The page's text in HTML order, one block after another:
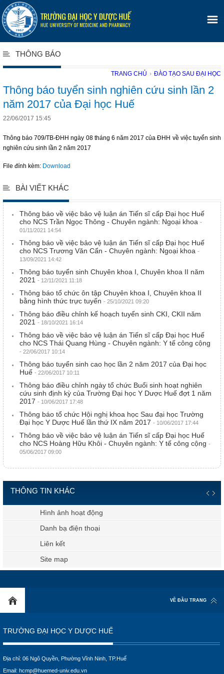
THÔNG BÁO
TRANG CHỦ › ĐÀO TẠO SAU ĐẠI HỌC
Thông báo tuyển sinh nghiên cứu sinh lần 2
năm 2017 của Đại học Huế
22/06/2017 15:45
Thông báo 709/TB-ĐHH ngày 08 tháng 6 năm 2017 của ĐHH về việc tuyển sinh
nghiên cứu sinh lần 2 năm 2017
File đính kèm: Download
BÀI VIẾT KHÁC
Thông báo về việc bảo vệ luận án Tiến sĩ cấp Đại học Huế
cho NCS Trần Ngọc Thông - Chuyên ngành: Ngoại khoa -
01/11/2021 14:54
Thông báo về việc bảo vệ luận án Tiến sĩ cấp Đại học Huế
cho NCS Trương Văn Cẩn - Chuyên ngành: Ngoại khoa -
13/09/2021 14:42
Thông báo tuyển sinh Chuyên khoa I, Chuyên khoa II năm
2021 - 12/11/2021 11:18
Thông báo tổ chức ôn tập Chuyên khoa I, Chuyên khoa II
bằng hình thức trực tuyến - 25/10/2021 09:20
Thông báo điều chỉnh kế hoạch tuyển sinh CKI, CKII năm
2021 - 18/10/2021 16:14
Thông báo về việc bảo vệ luận án Tiến sĩ cấp Đại học Huế
cho NCS Thái Quang Hùng - Chuyên ngành: Y tế công cộng
- 22/06/2017 10:14
Thông báo tuyển sinh cao học lần 2 năm 2017 của Đại học
Huế - 22/06/2017 10:11
Thông báo điều chỉnh ngày tổ chức Buổi sinh hoạt nghiên
cứu sinh định kỳ của Trường Đại học Y Dược Huế đợt 1 năm
2017 - 10/06/2017 17:48
Thông báo tổ chức Hội nghị khoa học Sau đại học Trường
Đại học Y Dược Huế lần thứ IX năm 2017 - 10/06/2017 17:44
Thông báo về việc bảo vệ luận án Tiến sĩ cấp Đại học Huế
cho NCS Hoàng Hữu Khôi - Chuyên ngành: Y tế công cộng -
05/06/2017 09:00
THÔNG TIN KHÁC
Hình ảnh hoạt động
Danh bạ điện thoại
Liên kết
Site map
VỀ ĐẦU TRANG
TRƯỜNG ĐẠI HỌC Y DƯỢC HUẾ
Địa chỉ: 06 Ngô Quyền, Phường Vĩnh Ninh, TP.Huế
Email: hcmp@huemed-univ.edu.vn